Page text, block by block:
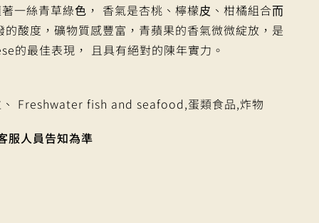
⼀絲青草綠⾊， 香氣是杏桃、檸檬⽪、柑橘組合⽽
酸度，礦物質感豐富，青蘋果的香氣微微綻放，是
的最佳表現， 且具有絕對的陳年實⼒。
、 Freshwater fish and seafood,蛋類食品,炸物
服人員告知為準